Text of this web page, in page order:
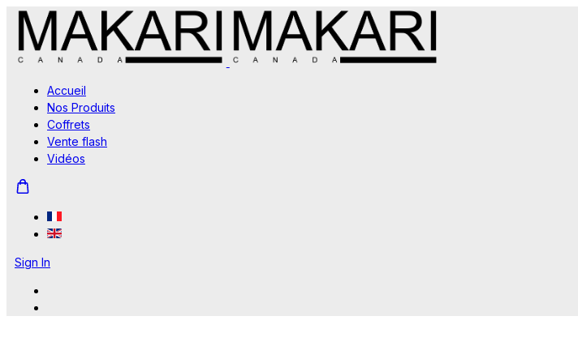
Accueil
Nos Produits
Coffrets
Vente flash
Vidéos
Sign In